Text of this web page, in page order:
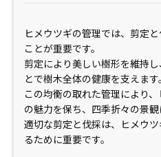
ヒメウツギの管理では、剪定
ことが重要です。
剪定により美しい樹形を維持
とで樹木全体の健康を支えます。
この均衡の取れた管理により
の魅力を保ち、四季折々の景観
適切な剪定と伐採は、ヒメウ
るために重要です。